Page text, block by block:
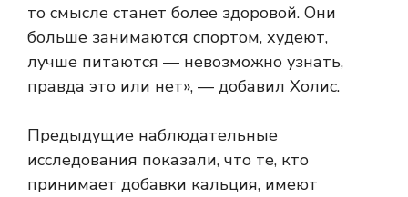
то смысле станет более здоровой. Они
больше занимаются спортом, худеют,
лучше питаются — невозможно узнать,
правда это или нет», — добавил Холис.
Предыдущие наблюдательные
исследования показали, что те, кто
принимает добавки кальция, имеют